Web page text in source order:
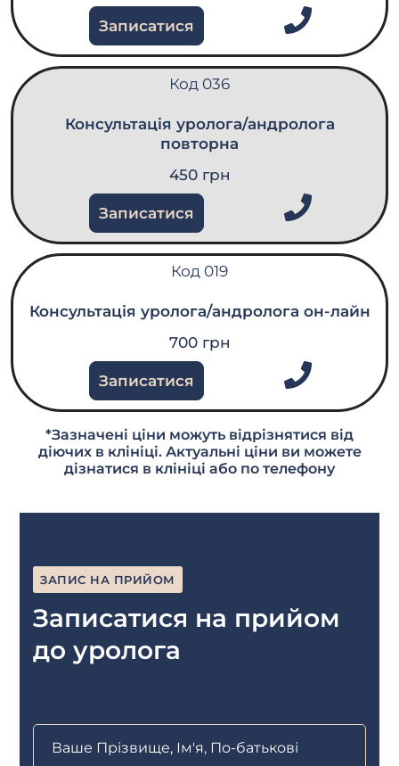
Записатися
Код 036
Консультація уролога/андролога
повторна
450 грн
Записатися
Код 019
Консультація уролога/андролога он-лайн
700 грн
Записатися
*Зазначені ціни можуть відрізнятися від
діючих в клініці. Актуальні ціни ви можете
дізнатися в клініці або по телефону
ЗАПИС НА ПРИЙОМ
Записатися на прийом
до уролога